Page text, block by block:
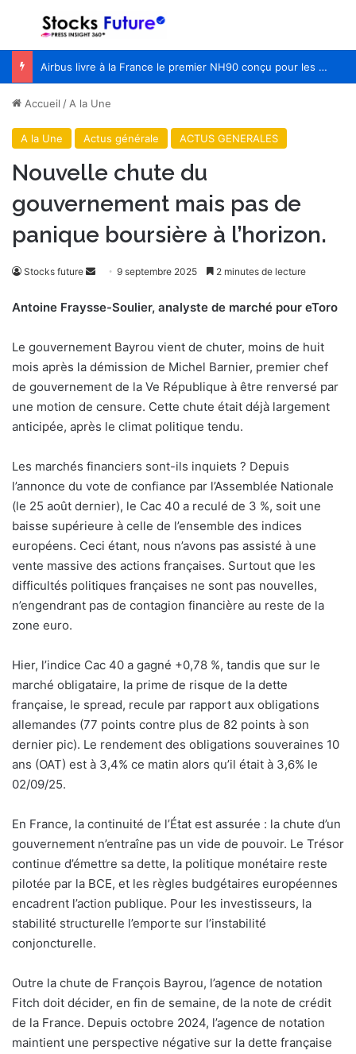
Menu
Airbus livre à la France le premier NH90 conçu pour les opérations spéciales
Accueil /A la Une
A la Une Actus générale ACTUS GENERALES
Nouvelle chute du
gouvernement mais pas de
panique boursière à l’horizon.
Stocks future
Envoyer
courriel
9 septembre 2025 2 minutes de lecture
Antoine Fraysse-Soulier, analyste de marché pour eToro
Le gouvernement Bayrou vient de chuter, moins de huit
mois après la démission de Michel Barnier, premier chef
de gouvernement de la Ve République à être renversé par
une motion de censure. Cette chute était déjà largement
anticipée, après le climat politique tendu.
Les marchés financiers sont-ils inquiets ? Depuis
l’annonce du vote de confiance par l’Assemblée Nationale
(le 25 août dernier), le Cac 40 a reculé de 3 %, soit une
baisse supérieure à celle de l’ensemble des indices
européens. Ceci étant, nous n’avons pas assisté à une
vente massive des actions françaises. Surtout que les
difficultés politiques françaises ne sont pas nouvelles,
n’engendrant pas de contagion financière au reste de la
zone euro.
Hier, l’indice Cac 40 a gagné +0,78 %, tandis que sur le
marché obligataire, la prime de risque de la dette
française, le spread, recule par rapport aux obligations
allemandes (77 points contre plus de 82 points à son
dernier pic). Le rendement des obligations souveraines 10
ans (OAT) est à 3,4% ce matin alors qu’il était à 3,6% le
02/09/25.
En France, la continuité de l’État est assurée : la chute d’un
gouvernement n’entraîne pas un vide de pouvoir. Le Trésor
continue d’émettre sa dette, la politique monétaire reste
pilotée par la BCE, et les règles budgétaires européennes
encadrent l’action publique. Pour les investisseurs, la
stabilité structurelle l’emporte sur l’instabilité
conjoncturelle.
Outre la chute de François Bayrou, l’agence de notation
Fitch doit décider, en fin de semaine, de la note de crédit
de la France. Depuis octobre 2024, l’agence de notation
maintient une perspective négative sur la dette française